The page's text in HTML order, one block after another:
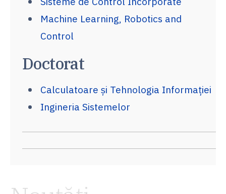
Machine Learning, Robotics and
Control
Doctorat
Calculatoare și Tehnologia Informației
Ingineria Sistemelor